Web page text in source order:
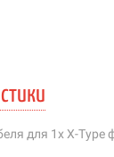
для 1x X-Type